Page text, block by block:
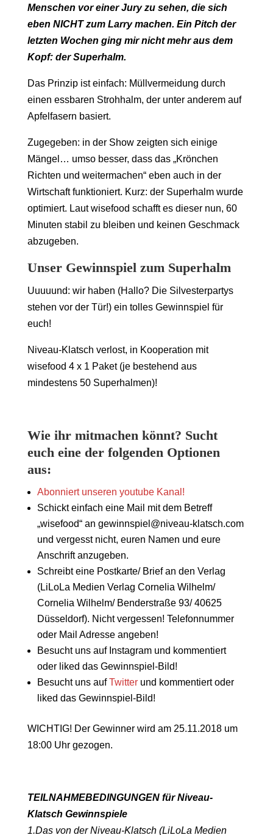
Menschen vor einer Jury zu sehen, die sich
eben NICHT zum Larry machen. Ein Pitch der
letzten Wochen ging mir nicht mehr aus dem
Kopf: der Superhalm.
Das Prinzip ist einfach: Müllvermeidung durch
einen essbaren Strohhalm, der unter anderem auf
Apfelfasern basiert.
Zugegeben: in der Show zeigten sich einige
Mängel… umso besser, dass das „Krönchen
Richten und weitermachen“ eben auch in der
Wirtschaft funktioniert. Kurz: der Superhalm wurde
optimiert. Laut wisefood schafft es dieser nun, 60
Minuten stabil zu bleiben und keinen Geschmack
abzugeben.
Unser Gewinnspiel zum Superhalm
Uuuuund: wir haben (Hallo? Die Silvesterpartys
stehen vor der Tür!) ein tolles Gewinnspiel für
euch!
Niveau-Klatsch verlost, in Kooperation mit
wisefood 4 x 1 Paket (je bestehend aus
mindestens 50 Superhalmen)!
Wie ihr mitmachen könnt? Sucht
euch eine der folgenden Optionen
aus:
Abonniert unseren youtube Kanal!
Schickt einfach eine Mail mit dem Betreff
„wisefood“ an gewinnspiel@niveau-klatsch.com
und vergesst nicht, euren Namen und eure
Anschrift anzugeben.
Schreibt eine Postkarte/ Brief an den Verlag
(LiLoLa Medien Verlag Cornelia Wilhelm/
Cornelia Wilhelm/ Benderstraße 93/ 40625
Düsseldorf). Nicht vergessen! Telefonnummer
oder Mail Adresse angeben!
Besucht uns auf Instagram und kommentiert
oder liked das Gewinnspiel-Bild!
Besucht uns aufTwitterund kommentiert oder
liked das Gewinnspiel-Bild!
WICHTIG! Der Gewinner wird am 25.11.2018 um
18:00 Uhr gezogen.
TEILNAHMEBEDINGUNGEN für Niveau-
Klatsch Gewinnspiele
1.Das von der Niveau-Klatsch (LiLoLa Medien